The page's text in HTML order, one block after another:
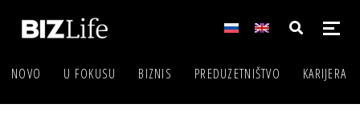
NOVO U FOKUSU BIZNIS PREDUZETNIŠTVO KARIJERA